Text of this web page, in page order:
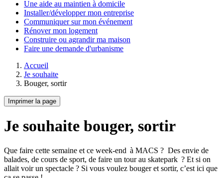
Une aide au maintien à domicile
Installer/développer mon entreprise
Communiquer sur mon événement
Rénover mon logement
Construire ou agrandir ma maison
Faire une demande d'urbanisme
Accueil
Je souhaite
Bouger, sortir
Imprimer la page
Je souhaite bouger, sortir
Que faire cette semaine et ce week-end à MACS ? Des envie de
balades, de cours de sport, de faire un tour au skatepark ? Et si on
allait voir un spectacle ? Si vous voulez bouger et sortir, c’est ici que